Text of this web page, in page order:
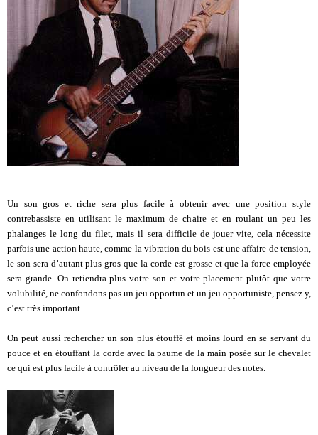
Un son gros et riche sera plus facile à obtenir avec une position style
contrebassiste en utilisant le maximum de chaire et en roulant un peu les
phalanges le long du filet, mais il sera difficile de jouer vite, cela nécessite
parfois une action haute, comme la vibration du bois est une affaire de tension,
le son sera d’autant plus gros que la corde est grosse et que la force employée
sera grande. On retiendra plus votre son et votre placement plutôt que votre
volubilité, ne confondons pas un jeu opportun et un jeu opportuniste, pensez y,
c’est très important.
On peut aussi rechercher un son plus étouffé et moins lourd en se servant du
pouce et en étouffant la corde avec la paume de la main posée sur le chevalet
ce qui est plus facile à contrôler au niveau de la longueur des notes.